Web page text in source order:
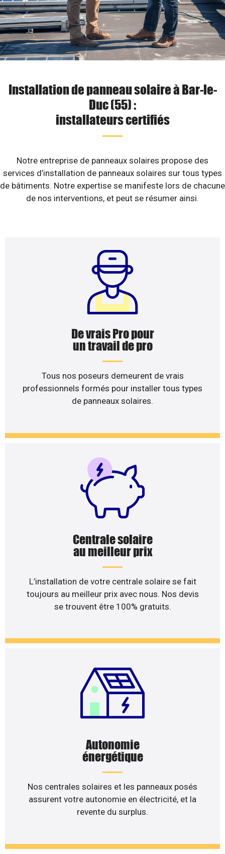
Installation de panneau solaire à Bar-le-
Duc (55) :
installateurs certifiés
Notre entreprise de panneaux solaires propose des
services d’installation de panneaux solaires sur tous types
de bâtiments. Notre expertise se manifeste lors de chacune
de nos interventions, et peut se résumer ainsi.
De vrais Pro pour
un travail de pro
Tous nos poseurs demeurent de vrais
professionnels formés pour installer tous types
de panneaux solaires.
Centrale solaire
au meilleur prix
L’installation de votre centrale solaire se fait
toujours au meilleur prix avec nous. Nos devis
se trouvent être 100% gratuits.
Autonomie
énergétique
Nos centrales solaires et les panneaux posés
assurent votre autonomie en électricité, et la
revente du surplus.